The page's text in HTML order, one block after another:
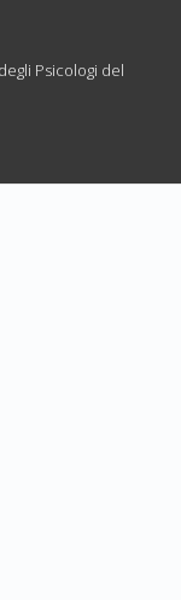
Psicologi del